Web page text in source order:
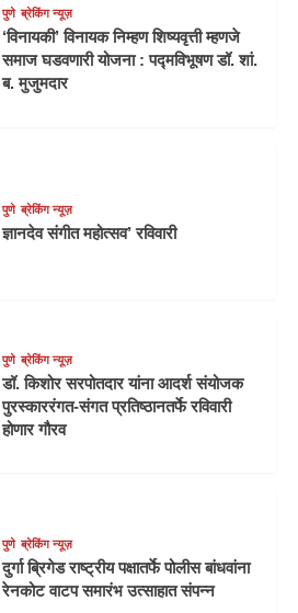
पुणे ब्रेकिंग न्यूज़
‘विनायकी’ विनायक निम्हण शिष्यवृत्ती म्हणजे
समाज घडवणारी योजना : पद्मविभूषण डॉ. शां.
ब. मुजुमदार
पुणे ब्रेकिंग न्यूज़
ज्ञानदेव संगीत महोत्सव’ रविवारी
पुणे ब्रेकिंग न्यूज़
डॉ. किशोर सरपोतदार यांना आदर्श संयोजक
पुरस्काररंगत-संगत प्रतिष्ठानतर्फे रविवारी
होणार गौरव
पुणे ब्रेकिंग न्यूज़
दुर्गा ब्रिगेड राष्ट्रीय पक्षातर्फे पोलीस बांधवांना
रेनकोट वाटप समारंभ उत्साहात संपन्न